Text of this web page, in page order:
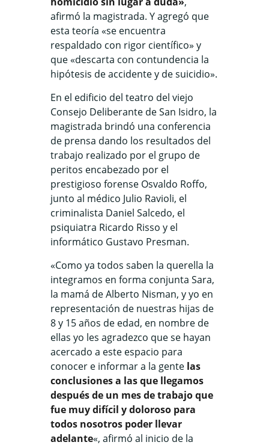
afirmó la magistrada. Y agregó que
esta teoría «se encuentra
respaldado con rigor científico» y
que «descarta con contundencia la
hipótesis de accidente y de suicidio».
En el edificio del teatro del viejo
Consejo Deliberante de San Isidro, la
magistrada brindó una conferencia
de prensa dando los resultados del
trabajo realizado por el grupo de
peritos encabezado por el
prestigioso forense Osvaldo Roffo,
junto al médico Julio Ravioli, el
criminalista Daniel Salcedo, el
psiquiatra Ricardo Risso y el
informático Gustavo Presman.
«Como ya todos saben la querella la
integramos en forma conjunta Sara,
la mamá de Alberto Nisman, y yo en
representación de nuestras hijas de
8 y 15 años de edad, en nombre de
ellas yo les agradezco que se hayan
acercado a este espacio para
conocer e informar a la gente las
conclusiones a las que llegamos
después de un mes de trabajo que
fue muy difícil y doloroso para
todos nosotros poder llevar
adelante«, afirmó al inicio de la